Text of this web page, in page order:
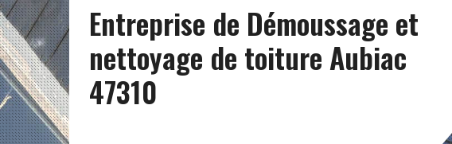
Entreprise de Démoussage et
nettoyage de toiture Aubiac
47310